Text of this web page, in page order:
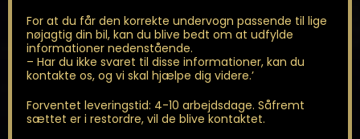
For at du får den korrekte undervogn passende til lige
nøjagtig din bil, kan du blive bedt om at udfylde
informationer nedenstående.
– Har du ikke svaret til disse informationer, kan du
kontakte os, og vi skal hjælpe dig videre.’
Forventet leveringstid: 4-10 arbejdsdage. Såfremt
sættet er i restordre, vil de blive kontaktet.